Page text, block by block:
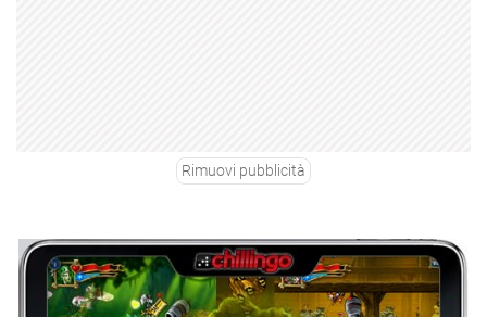
Rimuovi pubblicità